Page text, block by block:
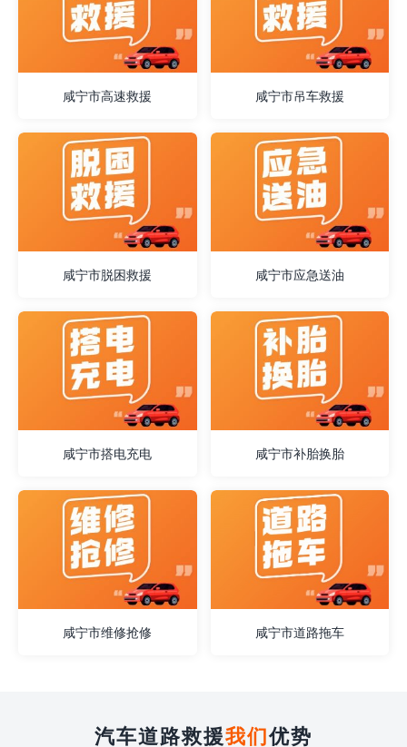
咸宁市高速救援 咸宁市吊车救援
咸宁市脱困救援 咸宁市应急送油
咸宁市搭电充电 咸宁市补胎换胎
咸宁市维修抢修 咸宁市道路拖车
汽车道路救援我们优势